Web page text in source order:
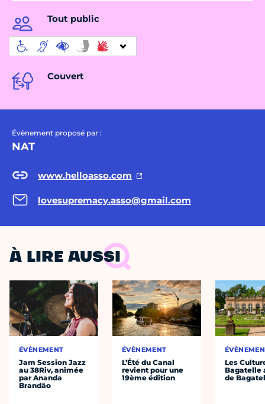
Tout public
Couvert
Évènement proposé par :
NAT
www.helloasso.com
lovesupremacy.asso@gmail.com
À LIRE AUSSI
ÉVÈNEMENT
Jam Session Jazz
au 38Riv, animée
par Ananda
Brandão
ÉVÈNEMENT
L’Été du Canal
revient pour une
19ème édition
Les
Bagatelle
de